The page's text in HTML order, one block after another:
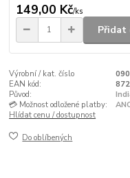
149,00 Kč/ks
Přidat
Výrobní / kat. číslo
EAN kód:
Původ:
💳 Možnost odložené platby:
Hlídat cenu / dostupnost
Do oblíbených